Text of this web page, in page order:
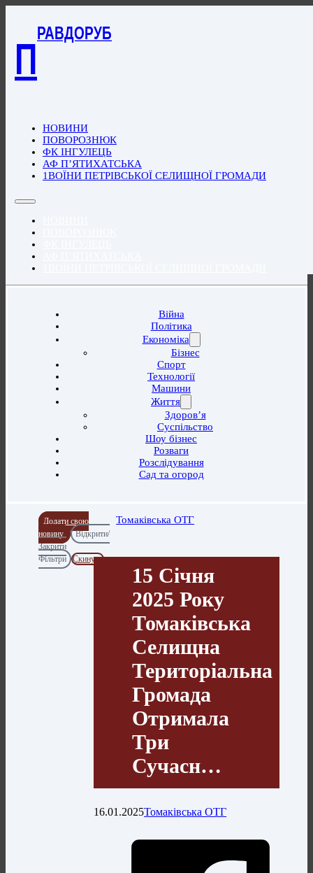
П
РАВДОРУБ
НОВИНИ
ПОВОРОЗНЮК
ФК ІНГУЛЕЦЬ
АФ П’ЯТИХАТСЬКА
1ВОЇНИ ПЕТРІВСЬКОЇ СЕЛИЩНОЇ ГРОМАДИ
Війна
Політика
Економіка
Бізнес
Спорт
Технології
Машини
Життя
Здоров’я
Суспільство
Шоу бізнес
Розваги
Розслідування
Сад та огород
Додати свою
новину
Відкрити/
Закрити
Фільтри
Скинути
Томаківська ОТГ
15 Січня
2025 Року
Томаківська
Селищна
Територіальна
Громада
Отримала
Три
Сучасн…
16.01.2025Томаківська ОТГ